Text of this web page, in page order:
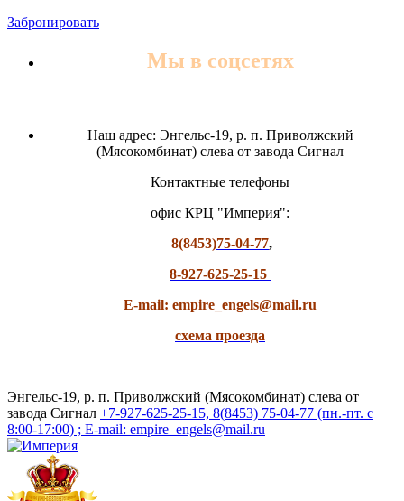
Забронировать
Мы в соцсетях
Наш адрес: Энгельс-19, р. п. Приволжский
(Мясокомбинат) слева от завода Сигнал
Контактные телефоны
офис КРЦ "Империя":
8(8453)75-04-77,
8-927-625-25-15
E-mail: empire_engels@mail.ru
схема проезда
Энгельс-19, р. п. Приволжский (Мясокомбинат) слева от
завода Сигнал +7-927-625-25-15, 8(8453) 75-04-77 (пн.-пт. с
8:00-17:00) ; E-mail: empire_engels@mail.ru